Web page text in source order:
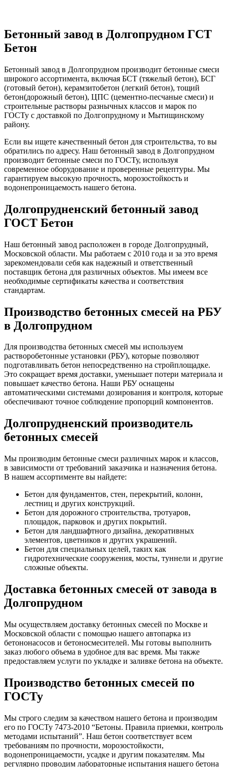
Бетонный завод в Долгопрудном ГСТ
Бетон
Бетонный завод в Долгопрудном производит бетонные смеси
широкого ассортимента, включая БСТ (тяжелый бетон), БСГ
(готовый бетон), керамзитобетон (легкий бетон), тощий
бетон(дорожный бетон), ЦПС (цементно-песчаные смеси) и
строительные растворы разнычных классов и марок по
ГОСТу с доставкой по Долгопрудному и Мытищинскому
району.
Если вы ищете качественный бетон для строительства, то вы
обратились по адресу. Наш бетонный завод в Долгопрудном
производит бетонные смеси по ГОСТу, используя
современное оборудование и проверенные рецептуры. Мы
гарантируем высокую прочность, морозостойкость и
водонепроницаемость нашего бетона.
Долгопрудненский бетонный завод
ГОСТ Бетон
Наш бетонный завод расположен в городе Долгопрудный,
Московской области. Мы работаем с 2010 года и за это время
зарекомендовали себя как надежный и ответственный
поставщик бетона для различных объектов. Мы имеем все
необходимые сертификаты качества и соответствия
стандартам.
Производство бетонных смесей на РБУ
в Долгопрудном
Для производства бетонных смесей мы используем
растворобетонные установки (РБУ), которые позволяют
подготавливать бетон непосредственно на стройплощадке.
Это сокращает время доставки, уменьшает потери материала и
повышает качество бетона. Наши РБУ оснащены
автоматическими системами дозирования и контроля, которые
обеспечивают точное соблюдение пропорций компонентов.
Долгопрудненский производитель
бетонных смесей
Мы производим бетонные смеси различных марок и классов,
в зависимости от требований заказчика и назначения бетона.
В нашем ассортименте вы найдете:
Бетон для фундаментов, стен, перекрытий, колонн,
лестниц и других конструкций.
Бетон для дорожного строительства, тротуаров,
площадок, парковок и других покрытий.
Бетон для ландшафтного дизайна, декоративных
элементов, цветников и других украшений.
Бетон для специальных целей, таких как
гидротехнические сооружения, мосты, туннели и другие
сложные объекты.
Доставка бетонных смесей от завода в
Долгопрудном
Мы осуществляем доставку бетонных смесей по Москве и
Московской области с помощью нашего автопарка из
бетононасосов и бетоносмесителей. Мы готовы выполнить
заказ любого объема в удобное для вас время. Мы также
предоставляем услуги по укладке и заливке бетона на объекте.
Производство бетонных смесей по
ГОСТу
Мы строго следим за качеством нашего бетона и производим
его по ГОСТу 7473-2010 “Бетоны. Правила приемки, контроль
методами испытаний”. Наш бетон соответствует всем
требованиям по прочности, морозостойкости,
водонепроницаемости, усадке и другим показателям. Мы
регулярно проводим лабораторные испытания нашего бетона